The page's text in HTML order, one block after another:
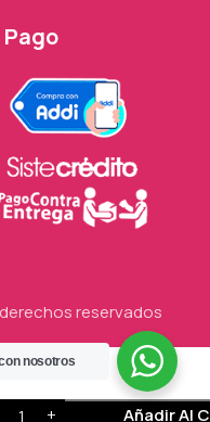
reservados
Añadir Al
nosotros